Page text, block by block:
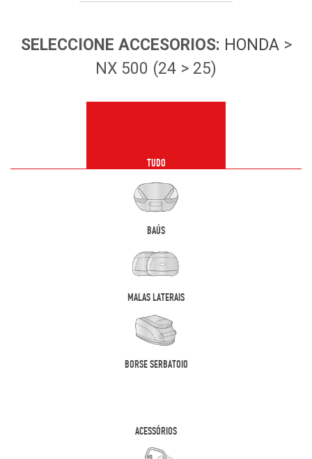
SELECCIONE ACCESORIOS: HONDA>
NX 500 (24 > 25)
TUDO
BAÚS
MALAS LATERAIS
BORSE SERBATOIO
ACESSÓRIOS